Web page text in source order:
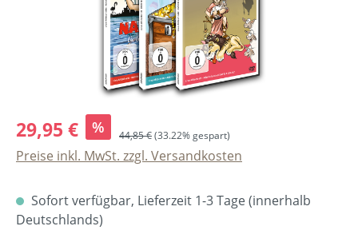
29,95 € % 44,85 €(33.22% gespart)
Preise inkl. MwSt. zzgl. Versandkosten
Sofort verfügbar, Lieferzeit 1-3 Tage (innerhalb
Deutschlands)